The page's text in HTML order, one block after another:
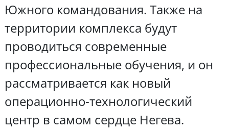
Южного командования. Также на
территории комплекса будут
проводиться современные
профессиональные обучения, и он
рассматривается как новый
операционно-технологический
центр в самом сердце Негева.